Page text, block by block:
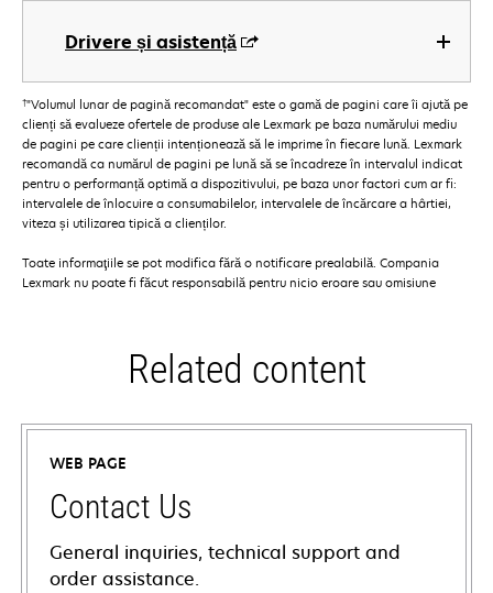
Drivere și asistență
†"Volumul lunar de pagină recomandat" este o gamă de pagini care îi ajută pe
clienți să evalueze ofertele de produse ale Lexmark pe baza numărului mediu
de pagini pe care clienții intenționează să le imprime în fiecare lună. Lexmark
recomandă ca numărul de pagini pe lună să se încadreze în intervalul indicat
pentru o performanță optimă a dispozitivului, pe baza unor factori cum ar fi:
intervalele de înlocuire a consumabilelor, intervalele de încărcare a hârtiei,
viteza și utilizarea tipică a clienților.
Toate informaţiile se pot modifica fără o notificare prealabilă. Compania
Lexmark nu poate fi făcut responsabilă pentru nicio eroare sau omisiune
Related content
WEB PAGE
Contact Us
General inquiries, technical support and
order assistance.